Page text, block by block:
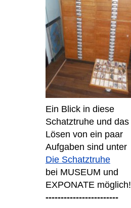
Ein Blick in diese
Schatztruhe und das
Lösen von ein paar
Aufgaben sind unter
Die Schatztruhe
bei MUSEUM und
EXPONATE möglich!
------------------------